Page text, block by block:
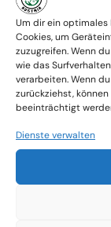
Um dir ein optimales
Cookies, um
zuzugreifen. Wenn
wie das
verarbeiten. Wenn
zurückziehst,
beeinträchtigt
Dienste verwalten